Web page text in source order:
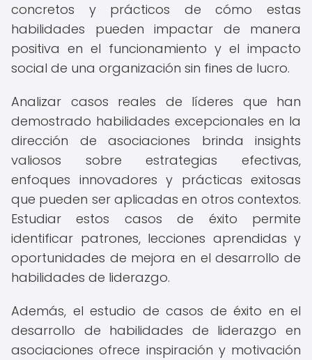
concretos y prácticos de cómo estas
habilidades pueden impactar de manera
positiva en el funcionamiento y el impacto
social de una organización sin fines de lucro.
Analizar casos reales de líderes que han
demostrado habilidades excepcionales en la
dirección de asociaciones brinda insights
valiosos sobre estrategias efectivas,
enfoques innovadores y prácticas exitosas
que pueden ser aplicadas en otros contextos.
Estudiar estos casos de éxito permite
identificar patrones, lecciones aprendidas y
oportunidades de mejora en el desarrollo de
habilidades de liderazgo.
Además, el estudio de casos de éxito en el
desarrollo de habilidades de liderazgo en
asociaciones ofrece inspiración y motivación